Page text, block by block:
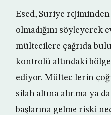
Esed, Suriye
olmadığını söyleyerek
mültecilere çağrıda
kontrolü altındaki
ediyor. Mültecilerin
silah altına alınma ya
başlarına gelme riski